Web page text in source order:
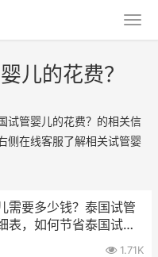
儿的花费？
试管婴儿的花费？的相关信
侧在线客服了解相关试管婴
需要多少钱？泰国试管
表，如何节省泰国试管
1.71K